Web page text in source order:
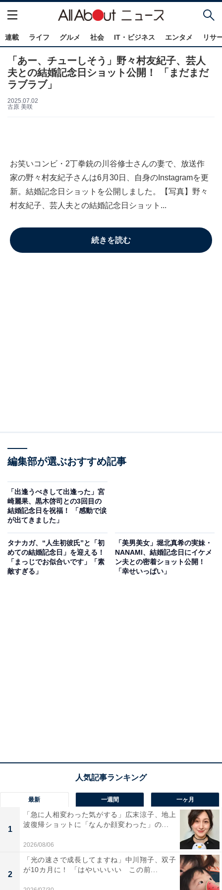
連載 ライフ グルメ 社会 IT・ビジネス エンタメ リサ
「あー、チューしそう」野々村友紀子、芸人
夫との結婚記念日ショット公開！ 「まだまだ
ラブラブ」
2025.07.02
古原 美咲
お笑いコンビ・2丁拳銃の川谷修士さんの妻で、放送作
家の野々村友紀子さんは6月30日、自身のInstagramを更
新。結婚記念日ショットを公開しました。【写真】野々
村友紀子、芸人夫との結婚記念日ショット...
続きを読む
編集部が選ぶおすすめ記事
「出逢うべきして出逢った」宮
崎麗果、黒木啓司との3回目の
結婚記念日を祝福！ 「感動で涙
が出てきました」
タナカガ、“人生初彼氏”と「初
めての結婚記念日」を迎える！
「まっじでお似合いです」「素
敵すぎる」
「美男美女」堀北真希の実妹・
NANAMI、結婚記念日にイケメ
ン夫との密着ショット公開！
「幸せいっぱい」
最新 一週間 一ヶ月
1
「急に人相変わった気がする」広末涼子、地上
波復帰ショットに「なんか顔変わった」の...
2026/08/06
2
「光の速さで成長してますね」中川翔子、双子
が10カ月に！ 「はやいいいい この前...